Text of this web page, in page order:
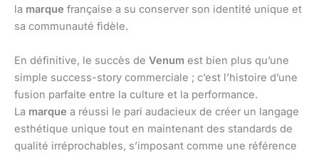
la marque française a su conserver son identité unique et
sa communauté fidèle.
En définitive, le succès de Venum est bien plus qu’une
simple success-story commerciale ; c’est l’histoire d’une
fusion parfaite entre la culture et la performance.
La marque a réussi le pari audacieux de créer un langage
esthétique unique tout en maintenant des standards de
qualité irréprochables, s’imposant comme une référence